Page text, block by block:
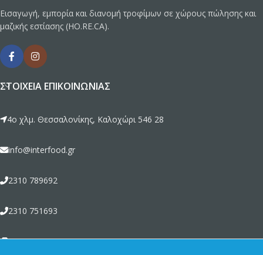
Εισαγωγή, εμπορία και διανομή τροφίμων σε χώρους πώλησης και
μαζικής εστίασης (HO.RE.CA).
ΣΤΟΙΧΕΊΑ ΕΠΙΚΟΙΝΩΝΊΑΣ
4ο χλμ. Θεσσαλονίκης, Καλοχώρι 546 28
info@interfood.gr
2310 789692
2310 751693
2310 789464